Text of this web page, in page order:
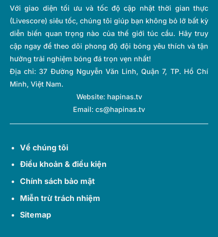
Với giao diện tối ưu và tốc độ cập nhật thời gian thực
(Livescore) siêu tốc, chúng tôi giúp bạn không bỏ lỡ bất kỳ
diễn biến quan trọng nào của thế giới túc cầu. Hãy truy
cập ngay để theo dõi phong độ đội bóng yêu thích và tận
hưởng trải nghiệm bóng đá trọn vẹn nhất!
Địa chỉ: 37 Đường Nguyễn Văn Linh, Quận 7, TP. Hồ Chí
Minh, Việt Nam.
Website: hapinas.tv
Email: cs@hapinas.tv
Về chúng tôi
Điều khoản & điều kiện
Chính sách bảo mật
Miễn trừ trách nhiệm
Sitemap